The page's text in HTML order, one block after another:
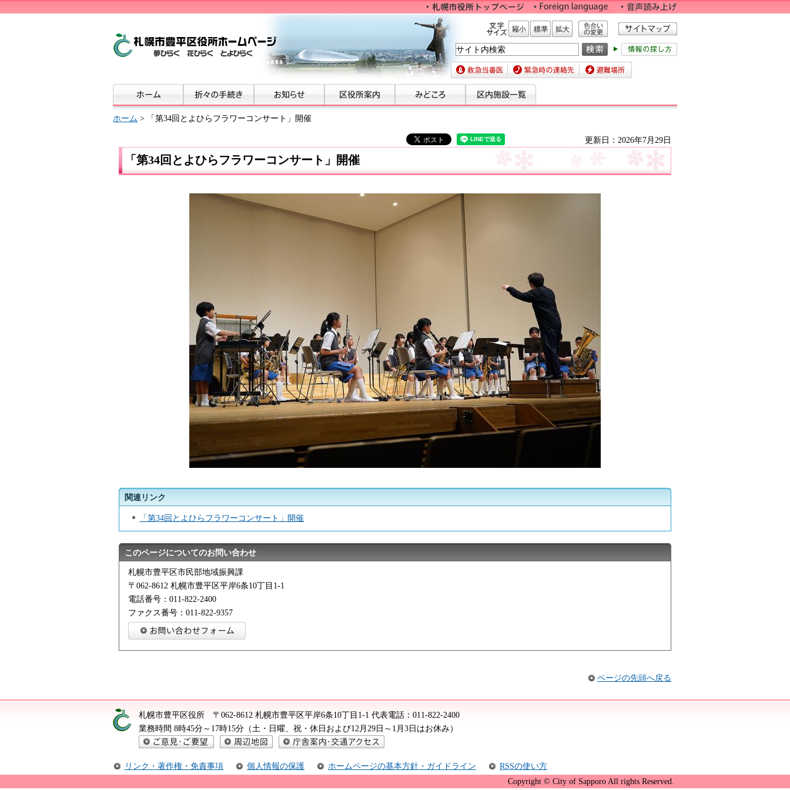
文字サイズ 縮小 標準 拡大
色合いの変更
救急当番医 緊急時の連絡先 避難場所
ホーム > 「第34回とよひらフラワーコンサート」開催
更新日：2026年7月29日
「第34回とよひらフラワーコンサート」開催
関連リンク
「第34回とよひらフラワーコンサート」開催
このページについてのお問い合わせ
札幌市豊平区市民部地域振興課
〒062-8612 札幌市豊平区平岸6条10丁目1-1
電話番号：011-822-2400
ファクス番号：011-822-9357
ページの先頭へ戻る
札幌市豊平区役所 〒062-8612 札幌市豊平区平岸6条10丁目1-1 代表電話： 011-822-2400
業務時間 8時45分～17時15分（土・日曜、祝・休日および12月29日～1月3日はお休み）
ご意見・ご要望
周辺地図 庁舎案内・交通アクセス
リンク・著作権・免責事項 個人情報の保護 ホームページの基本方針・ガイドライン
RSSの使い方
Copyright © City of Sapporo All rights Reserved.